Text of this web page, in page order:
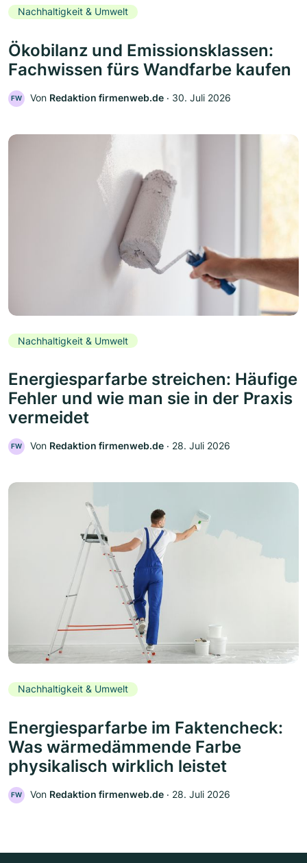
Nachhaltigkeit & Umwelt
Ökobilanz und Emissionsklassen:
Fachwissen fürs Wandfarbe kaufen
FW Von Redaktion firmenweb.de ‧ 30. Juli 2026
Nachhaltigkeit & Umwelt
Energiesparfarbe streichen: Häufige
Fehler und wie man sie in der Praxis
vermeidet
FW Von Redaktion firmenweb.de ‧ 28. Juli 2026
Nachhaltigkeit & Umwelt
Energiesparfarbe im Faktencheck:
Was wärmedämmende Farbe
physikalisch wirklich leistet
FW Von Redaktion firmenweb.de ‧ 28. Juli 2026